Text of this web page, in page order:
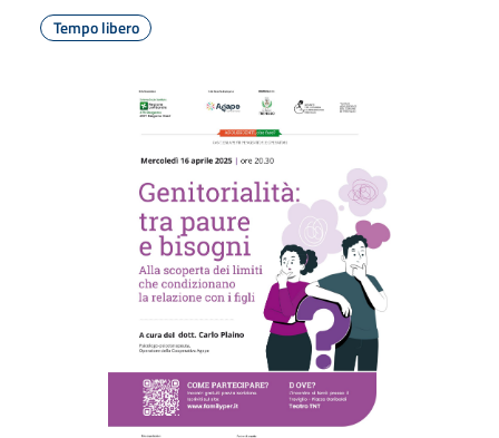
Tempo libero